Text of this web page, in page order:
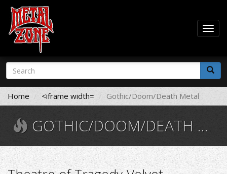
Skip
main
content
Search
form
Search
Home <iframe width= Gothic/Doom/Death Metal
GOTHIC/DOOM/DEATH METAL